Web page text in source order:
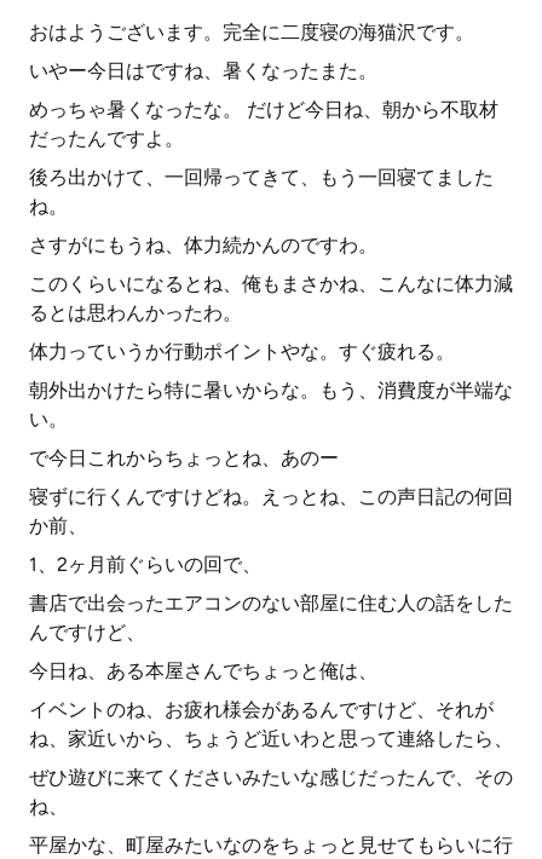
おはようございます。完全に二度寝の海猫沢です。
いやー今日はですね、暑くなったまた。
めっちゃ暑くなったな。 だけど今日ね、朝から不取材
だったんですよ。
後ろ出かけて、一回帰ってきて、もう一回寝てました
ね。
さすがにもうね、体力続かんのですわ。
このくらいになるとね、俺もまさかね、こんなに体力減
るとは思わんかったわ。
体力っていうか行動ポイントやな。すぐ疲れる。
朝外出かけたら特に暑いからな。もう、消費度が半端な
い。
で今日これからちょっとね、あのー
寝ずに行くんですけどね。えっとね、この声日記の何回
か前、
1、2ヶ月前ぐらいの回で、
書店で出会ったエアコンのない部屋に住む人の話をした
んですけど、
今日ね、ある本屋さんでちょっと俺は、
イベントのね、お疲れ様会があるんですけど、それが
ね、家近いから、ちょうど近いわと思って連絡したら、
ぜひ遊びに来てくださいみたいな感じだったんで、その
ね、
平屋かな、町屋みたいなのをちょっと見せてもらいに行